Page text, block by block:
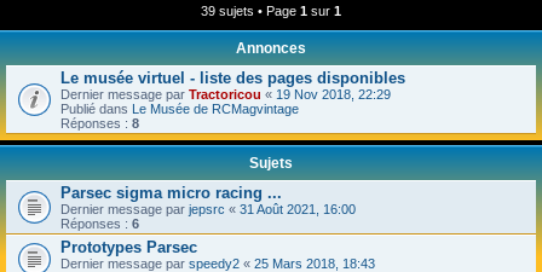
e
39 sujets • Page 1 sur 1
Annonces
Le musée virtuel - liste des pages disponibles
Dernier message par Tractoricou « 19 Nov 2018, 22:29
Publié dans Le Musée de RCMagvintage
Réponses : 8
Sujets
Parsec sigma micro racing ...
Dernier message par jepsrc « 31 Août 2021, 16:00
Réponses : 6
Prototypes Parsec
Dernier message par speedy2 « 25 Mars 2018, 18:43